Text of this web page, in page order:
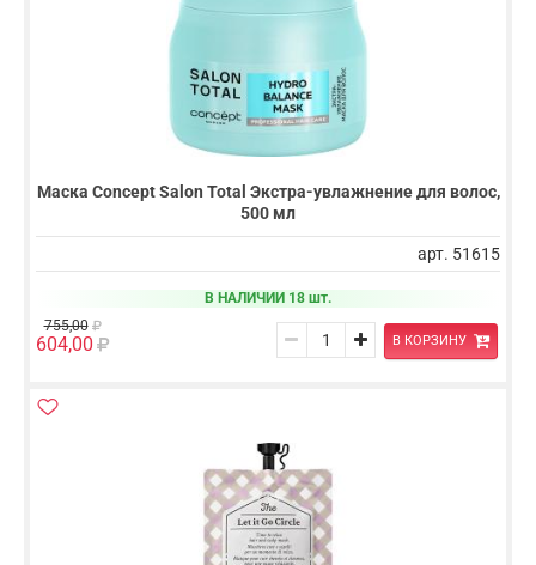
Маска Concept Salon Total Экстра-увлажнение для волос,
500 мл
арт. 51615
В НАЛИЧИИ 18 шт.
755,00
604,00 В КОРЗИНУ